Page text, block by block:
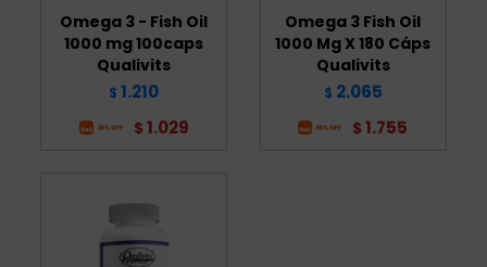
Omega 3 - Fish Oil
1000 mg 100caps
Qualivits
$ 1.210
$ 1.029
Omega 3 Fish Oil
1000 Mg X 180 Cáps
Qualivits
$ 2.065
$ 1.755